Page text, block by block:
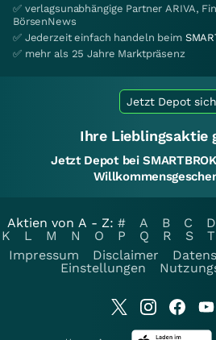
✅ verlagsunabhängige Partner ARIVA,
BörsenNews
✅ Jederzeit einfach handeln beim
✅ mehr als 25 Jahre Marktpräsenz
Jetzt Depot
Ihre Lieblingsaktie
Jetzt Depot bei
Aktien von A - Z: # A B C D
K
L M N O P Q R S T
Impressum
Disclaimer
Einstellungen